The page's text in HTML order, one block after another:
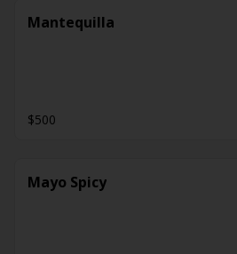
Mantequilla
$500
Mayo Spicy